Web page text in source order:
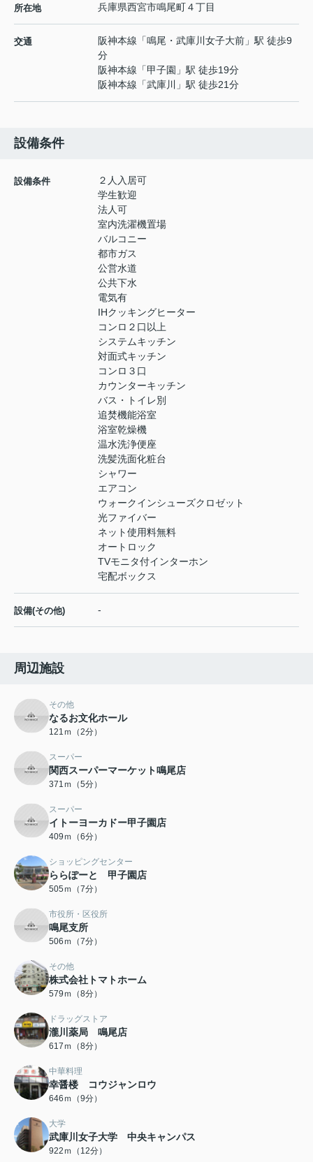
所在地 兵庫県西宮市鳴尾町４丁目
交通 阪神本線 「鳴尾・武庫川女子大前 」駅 徒歩9
分
阪神本線 「甲子園 」駅 徒歩19分
阪神本線 「武庫川 」駅 徒歩21分
設備条件
設備条件
２人入居可
学生歓迎
法人可
室内洗濯機置場
バルコニー
都市ガス
公営水道
公共下水
電気有
IHクッキングヒーター
コンロ２口以上
システムキッチン
対面式キッチン
コンロ３口
カウンターキッチン
バス・トイレ別
追焚機能浴室
浴室乾燥機
温水洗浄便座
洗髪洗面化粧台
シャワー
エアコン
ウォークインシューズクロゼット
光ファイバー
ネット使用料無料
オートロック
TVモニタ付インターホン
宅配ボックス
設備(その他) -
周辺施設
その他
なるお文化ホール
121ｍ（2分）
スーパー
関西スーパーマーケット鳴尾店
371ｍ（5分）
スーパー
イトーヨーカドー甲子園店
409ｍ（6分）
ショッピングセンター
ららぽーと 甲子園店
505ｍ（7分）
市役所・区役所
鳴尾支所
506ｍ（7分）
その他
株式会社トマトホーム
579ｍ（8分）
ドラッグストア
瀧川薬局 鳴尾店
617ｍ（8分）
中華料理
幸醤楼 コウジャンロウ
646ｍ（9分）
大学
武庫川女子大学 中央キャンパス
922ｍ（12分）